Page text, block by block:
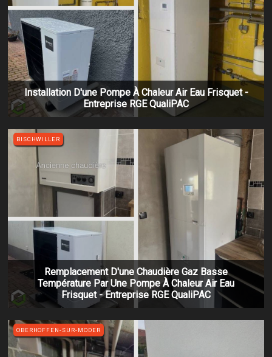
Installation D'une Pompe À Chaleur Air Eau Frisquet -
Entreprise RGE QualiPAC
Remplacement D'une Chaudière Gaz Basse
Température Par Une Pompe À Chaleur Air Eau
Frisquet - Entreprise RGE QualiPAC
BISCHWILLER
OBERHOFFEN-SUR-MODER